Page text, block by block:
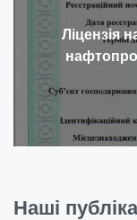
Ліцензія
Наші